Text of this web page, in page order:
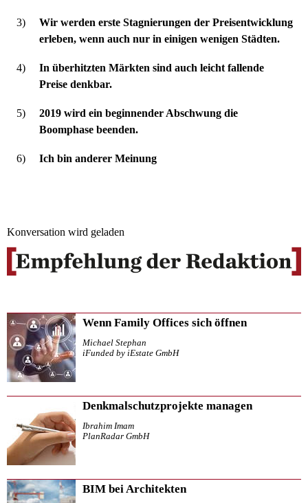
3)
Wir werden erste Stagnierungen der Preisentwicklung
erleben, wenn auch nur in einigen wenigen Städten.
4)
In überhitzten Märkten sind auch leicht fallende
Preise denkbar.
5)
2019 wird ein beginnender Abschwung die
Boomphase beenden.
6) Ich bin anderer Meinung
Konversation wird geladen
Wenn Family Offices sich öffnen
Michael Stephan
iFunded by iEstate GmbH
Denkmalschutzprojekte managen
Ibrahim Imam
PlanRadar GmbH
BIM bei Architekten